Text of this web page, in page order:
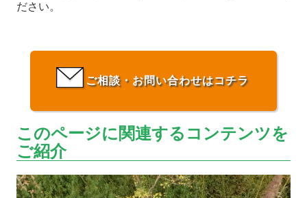
ださい。
ご相談・お問い合わせはコチラ
このページに関連するコンテンツを
ご紹介